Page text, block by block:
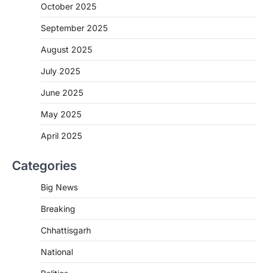
October 2025
September 2025
August 2025
July 2025
June 2025
May 2025
April 2025
Categories
Big News
Breaking
Chhattisgarh
National
रायपुर। शैक्षणिक सत्र 2026-27 में सरगुजा जिले के
CHHATTISGARH
आश्रय देने, गौ-संरक्षण को बढ़ावा देने…
CG: शराब दुकानों में गड़बड़ी पर आबकारी